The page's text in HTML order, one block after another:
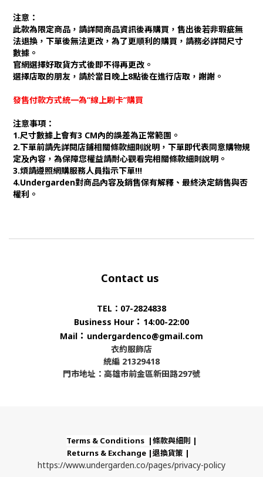
注意：
此款為限定商品，請詳閱商品資訊後再購買，售出後若非瑕疵無
法退換，下單後無法更改，為了更順利的購買，請務必詳閱尺寸
數據。
官網選擇好取貨方式後即不得再更改。
選擇店取的朋友，請於當日晚上8點後在進行店取，謝謝。
發售付款方式統一為“線上刷卡”購買
注意事項：
1.尺寸數據上會有3 CM內的誤差為正常範圍。
2.下單前請先詳閱店鋪相關條款細則說明，下單即代表同意購物規
定及內容，為保障您權益請耐心觀看完相關條款細則說明。
3.煩請遵照網購服務人員指示下單!!!
4.Undergarden對商品內容及銷售保有解釋、最終決定銷售與否
權利。
Contact us
TEL：07-2824838
Business Hour ： 14:00-22:00
Mail ： undergardenco@gmail.com
衣約服飾店
統編 21329418
門市地址：高雄市前金區新田路297號
Terms & Conditions |條款與細則 |
Returns & Exchange |退換貨策 |
https://www.undergarden.co/pages/privacy-policy